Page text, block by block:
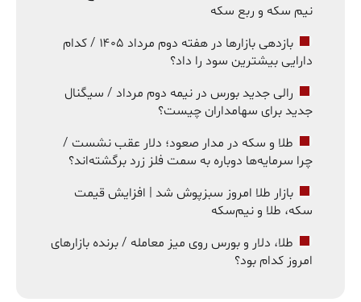
نیم سکه و ربع سکه
بازدهی بازارها در هفته دوم مرداد ۱۴۰۵ / کدام
دارایی بیشترین سود را داد؟
رالی جدید بورس در نیمه دوم مرداد / سیگنال
جدید برای سهامداران چیست؟
طلا و سکه در مدار صعود؛ دلار عقب نشست /
چرا سرمایه‌ها دوباره به سمت فلز زرد برگشته‌اند؟
بازار طلا امروز سبزپوش شد | افزایش قیمت
سکه، طلا و نیم‌سکه
طلا، دلار و بورس روی میز معامله / برنده بازارهای
امروز کدام بود؟